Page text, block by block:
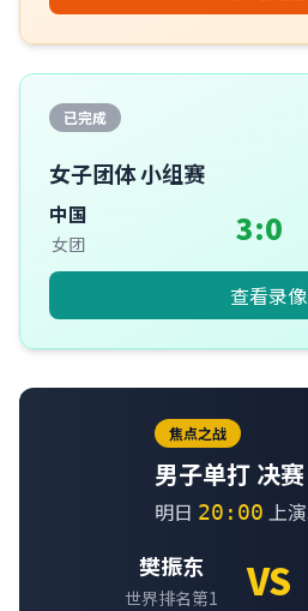
已完成
女子团体 小组赛
中国
女团 3:0
查看录像
焦点之战
男子单打 决赛
明日 20:00 上
樊振东
世界排名第1 VS